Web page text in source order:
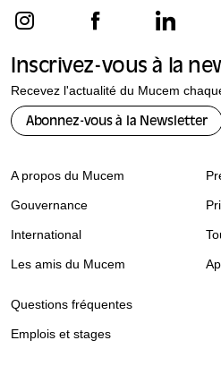
Inscrivez-vous à la
Recevez l'actualité du Mucem
Abonnez-vous à la Newsletter
A propos du Mucem
Gouvernance
International
Les amis du Mucem
Questions fréquentes
Emplois et stages